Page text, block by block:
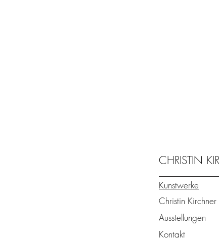
CHRISTIN
Kunstwerke
Christin Kirchner
Ausstellungen
Kontakt